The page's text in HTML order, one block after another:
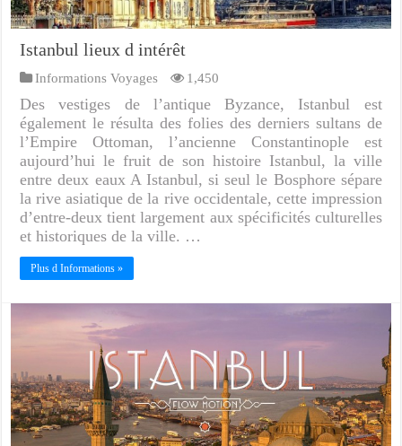
Istanbul lieux d intérêt
Informations Voyages 1,450
Des vestiges de l’antique Byzance, Istanbul est
également le résulta des folies des derniers sultans de
l’Empire Ottoman, l’ancienne Constantinople est
aujourd’hui le fruit de son histoire Istanbul, la ville
entre deux eaux A Istanbul, si seul le Bosphore sépare
la rive asiatique de la rive occidentale, cette impression
d’entre-deux tient largement aux spécificités culturelles
et historiques de la ville. …
Plus d Informations »